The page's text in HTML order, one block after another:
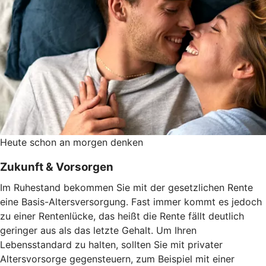
Heute schon an morgen denken
Zukunft & Vorsorgen
Im Ruhestand bekommen Sie mit der gesetzlichen Rente
eine Basis-Altersversorgung. Fast immer kommt es jedoch
zu einer Rentenlücke, das heißt die Rente fällt deutlich
geringer aus als das letzte Gehalt. Um Ihren
Lebensstandard zu halten, sollten Sie mit privater
Altersvorsorge gegensteuern, zum Beispiel mit einer